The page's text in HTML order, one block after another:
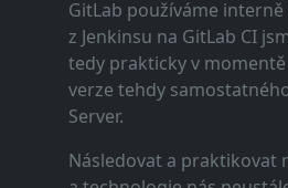
GitLab používáme
z Jenkinsu na GitLab CI
tedy prakticky v
verze tehdy
Server.
Následovat a praktikovat